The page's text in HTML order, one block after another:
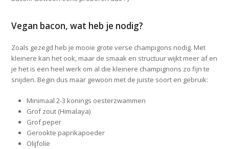
Vegan bacon, wat heb je nodig?
Zoals gezegd heb je mooie grote verse champigons nodig. Met
kleinere kan het ook, maar de smaak en structuur wijkt meer af en
je het is een heel werk om al die kleinere champignons zo fijn te
snijden. Begin dus maar gewoon met de juiste soort en gebruik:
Minimaal 2-3 konings oesterzwammen
Grof zout (Himalaya)
Grof peper
Gerookte paprikapoeder
Olijfolie